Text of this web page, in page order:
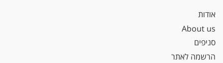
אודות
About us
סניפים
הרשמה לאתר